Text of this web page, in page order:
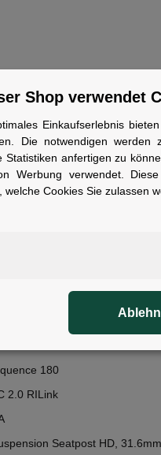
Rear Light PRO-E, 12V,
Light PRO-E 60 X-Connect,
132T
Motion Big Apple, PerfL, 55-622
180
2.0 RILink
Seatpost HD, 31.6mm
Shop verwendet
Einkaufserlebnis
Die notwendigen
anfertigen zu
Werbung verwendet.
Cookies Sie zulassen